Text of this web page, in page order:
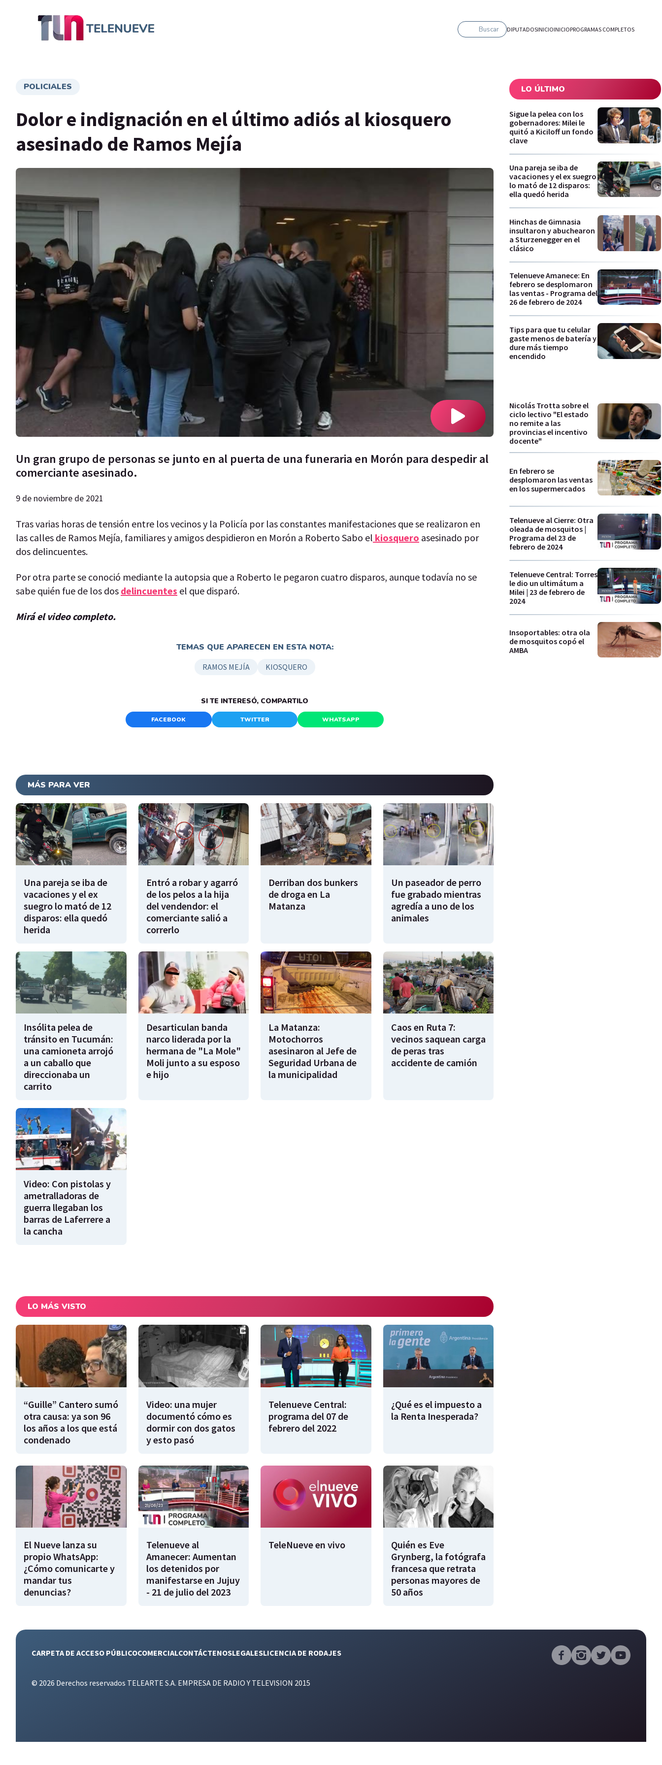
Buscar DIPUTADOSINICIOINICIOPROGRAMAS COMPLETOS
POLICIALES
Dolor e indignación en el último adiós al kiosquero
asesinado de Ramos Mejía
Un gran grupo de personas se junto en al puerta de una funeraria en Morón para despedir al
comerciante asesinado.
9 de noviembre de 2021
Tras varias horas de tensión entre los vecinos y la Policía por las constantes manifestaciones que se realizaron en
las calles de Ramos Mejía, familiares y amigos despidieron en Morón a Roberto Sabo el kiosquero asesinado por
dos delincuentes.
Por otra parte se conoció mediante la autopsia que a Roberto le pegaron cuatro disparos, aunque todavía no se
sabe quién fue de los dos delincuentes el que disparó.
Mirá el video completo.
TEMAS QUE APARECEN EN ESTA NOTA:
RAMOS MEJÍA KIOSQUERO
SI TE INTERESÓ, COMPARTILO
FACEBOOK TWITTER WHATSAPP
MÁS PARA VER
Una pareja se iba de
vacaciones y el ex
suegro lo mató de 12
disparos: ella quedó
herida
Entró a robar y agarró
de los pelos a la hija
del vendendor: el
comerciante salió a
correrlo
Derriban dos bunkers
de droga en La
Matanza
Un paseador de perro
fue grabado mientras
agredía a uno de los
animales
Insólita pelea de
tránsito en Tucumán:
una camioneta arrojó
a un caballo que
direccionaba un
carrito
Desarticulan banda
narco liderada por la
hermana de "La Mole"
Moli junto a su esposo
e hijo
La Matanza:
Motochorros
asesinaron al Jefe de
Seguridad Urbana de
la municipalidad
Caos en Ruta 7:
vecinos saquean carga
de peras tras
accidente de camión
Video: Con pistolas y
ametralladoras de
guerra llegaban los
barras de Laferrere a
la cancha
LO MÁS VISTO
“Guille” Cantero sumó
otra causa: ya son 96
los años a los que está
condenado
Video: una mujer
documentó cómo es
dormir con dos gatos
y esto pasó
Telenueve Central:
programa del 07 de
febrero del 2022
¿Qué es el impuesto a
la Renta Inesperada?
El Nueve lanza su
propio WhatsApp:
¿Cómo comunicarte y
mandar tus
denuncias?
Telenueve al
Amanecer: Aumentan
los detenidos por
manifestarse en Jujuy
- 21 de julio del 2023
TeleNueve en vivo
Quién es Eve
Grynberg, la fotógrafa
francesa que retrata
personas mayores de
50 años
LO ÚLTIMO
Sigue la pelea con los
gobernadores: Milei le
quitó a Kiciloff un fondo
clave
Una pareja se iba de
vacaciones y el ex suegro
lo mató de 12 disparos:
ella quedó herida
Hinchas de Gimnasia
insultaron y abuchearon
a Sturzenegger en el
clásico
Telenueve Amanece: En
febrero se desplomaron
las ventas - Programa del
26 de febrero de 2024
Tips para que tu celular
gaste menos de batería y
dure más tiempo
encendido
Nicolás Trotta sobre el
ciclo lectivo "El estado
no remite a las
provincias el incentivo
docente"
En febrero se
desplomaron las ventas
en los supermercados
Telenueve al Cierre: Otra
oleada de mosquitos |
Programa del 23 de
febrero de 2024
Telenueve Central: Torres
le dio un ultimátum a
Milei | 23 de febrero de
2024
Insoportables: otra ola
de mosquitos copó el
AMBA
CARPETA DE ACCESO PÚBLICOCOMERCIALCONTÁCTENOSLEGALESLICENCIA DE RODAJES
© 2026 Derechos reservados TELEARTE S.A. EMPRESA DE RADIO Y TELEVISION 2015